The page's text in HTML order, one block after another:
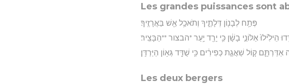
Les grandes puissances sont
פְּתַ֥ח לְבָנ֖וֹן דְּלָתֶ֑יךָ וְתֹאכַ֥ל אֵ֖שׁ בַּאֲרָזֶֽיךָ׃
אַלּוֹנֵ֣י בָשָׁ֔ן כִּ֥י יָרַ֖ד יַ֥עַר *הבצור **הַבָּצִֽיר׃
אַדַּרְתָּ֑ם ק֚וֹל שַׁאֲגַ֣ת כְּפִירִ֔ים כִּ֥י שֻׁדַּ֖ד גְּא֥וֹן הַיַּרְדֵּֽן׃
Les deux bergers